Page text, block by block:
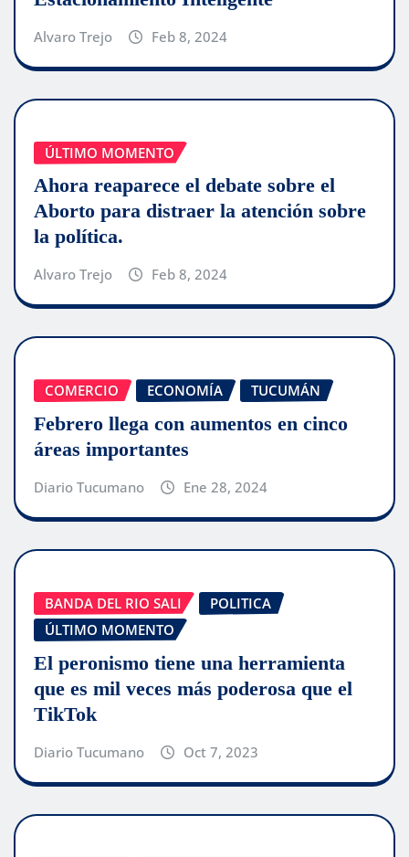
Alvaro Trejo Feb 8, 2024
ÚLTIMO MOMENTO
Ahora reaparece el debate sobre el
Aborto para distraer la atención sobre
la política.
Alvaro Trejo Feb 8, 2024
COMERCIO ECONOMÍA TUCUMÁN
Febrero llega con aumentos en cinco
áreas importantes
Diario Tucumano Ene 28, 2024
BANDA DEL RIO SALI
POLITICA
ÚLTIMO MOMENTO
El peronismo tiene una herramienta
que es mil veces más poderosa que el
TikTok
Diario Tucumano Oct 7, 2023